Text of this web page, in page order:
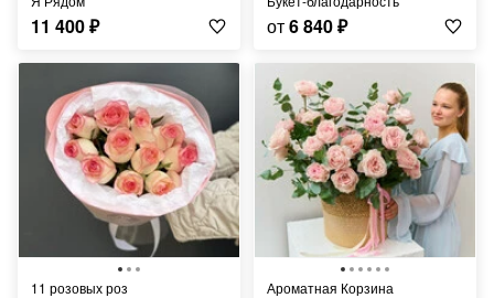
11 400₽ от6 840₽
11 розовых роз Ароматная Корзина